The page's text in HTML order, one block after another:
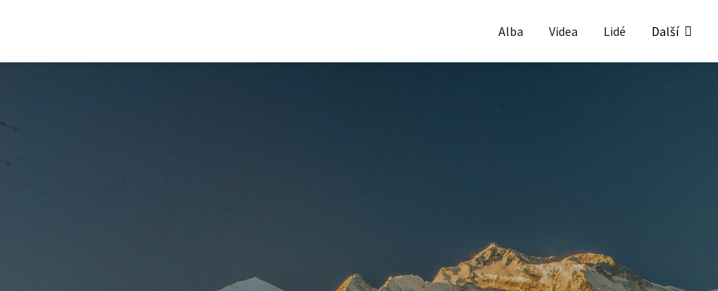
Alba Videa Lidé Další